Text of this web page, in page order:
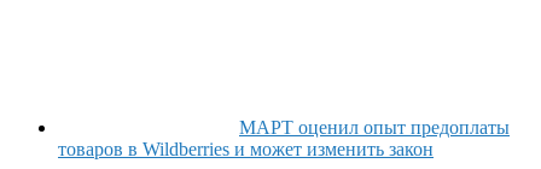
МАРТ оценил опыт предоплаты
товаров в Wildberries и может изменить закон